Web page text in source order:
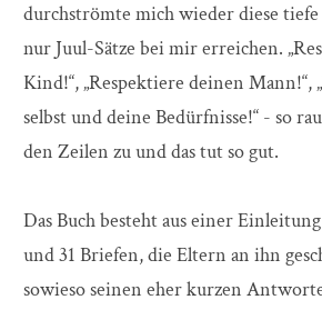
durchströmte mich wieder diese
nur Juul-Sätze bei mir erreichen.
Kind!“, „Respektiere deinen Mann!“,
selbst und deine Bedürfnisse!“ - so
den Zeilen zu und das tut so gut.
Das Buch besteht aus einer
und 31 Briefen, die Eltern an ihn
sowieso seinen eher kurzen